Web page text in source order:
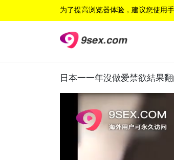
为了提高浏览器体验，建议您使用
日本一一年沒做爱禁欲結果